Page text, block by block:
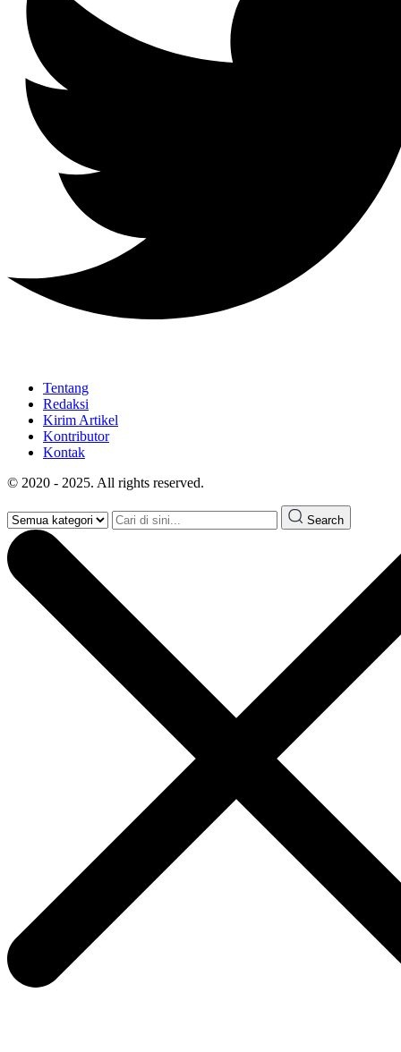
Tentang
Redaksi
Kirim Artikel
Kontributor
Kontak
© 2020 - 2025. All rights reserved.
Search